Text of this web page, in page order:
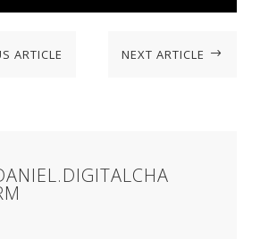
ARTICLE NEXT ARTICLE $